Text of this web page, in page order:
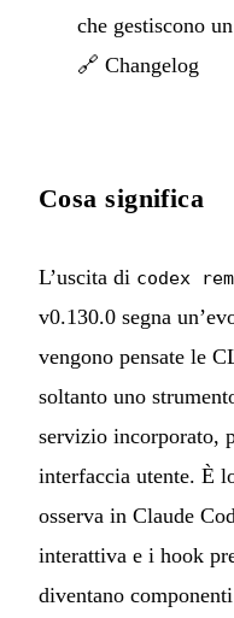
che gestiscono
🔗 Changelog
Cosa significa
L’uscita di codex
v0.130.0 segna
vengono pensate le
soltanto uno
servizio incorporato,
interfaccia utente. È
osserva in Claude
interattiva e i hook
diventano